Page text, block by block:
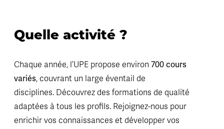
Quelle activité ?
Chaque année, l’UPE propose environ 700 cours
variés, couvrant un large éventail de
disciplines. Découvrez des formations de qualité
adaptées à tous les profils. Rejoignez-nous pour
enrichir vos connaissances et développer vos